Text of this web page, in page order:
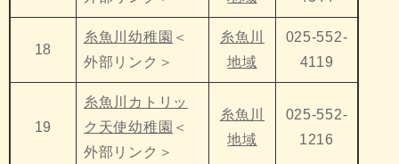
18
糸魚川幼稚園 ＜
外部リンク＞
糸魚川
地域
025-552-
4119
19
糸魚川カトリッ
ク天使幼稚園 ＜
外部リンク＞
糸魚川
地域
025-552-
1216